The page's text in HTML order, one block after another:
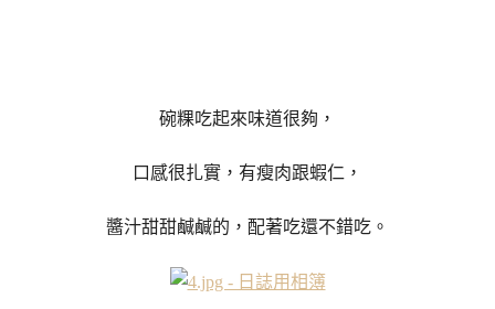
碗粿吃起來味道很夠，
口感很扎實，有瘦肉跟蝦仁，
醬汁甜甜鹹鹹的，配著吃還不錯吃。